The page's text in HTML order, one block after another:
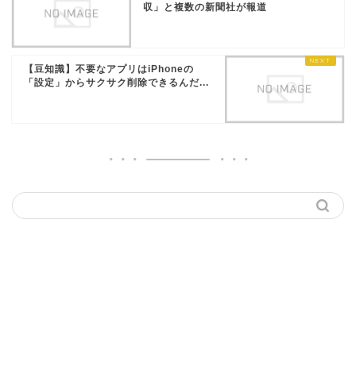
収」と複数の新聞社が報道
【豆知識】不要なアプリはiPhoneの
「設定」からサクサク削除できるんだ...